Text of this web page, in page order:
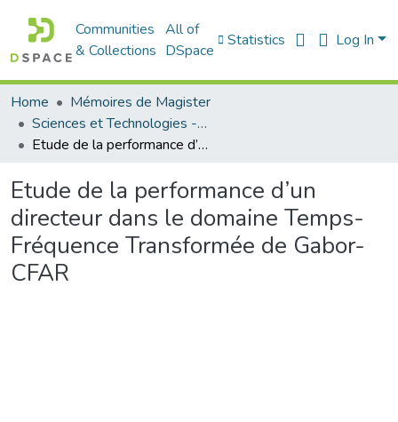
Communities
& Collections
All of
DSpace
Statistics Log In
Home
Mémoires de Magister
Sciences et Technologies - العلوم و التكنولوجيا
Etude de la performance d’un directeur dans le domaine Temps- Fréquence Transformée de Gabor-CFAR
Etude de la performance d’un
directeur dans le domaine Temps-
Fréquence Transformée de Gabor-
CFAR